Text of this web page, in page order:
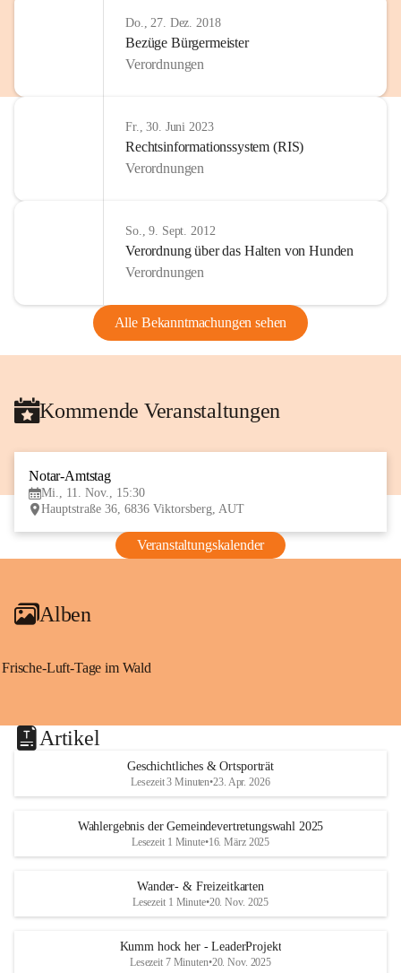
Do., 27. Dez. 2018
Bezüge Bürgermeister
Verordnungen
Fr., 30. Juni 2023
Rechtsinformationssystem (RIS)
Verordnungen
So., 9. Sept. 2012
Verordnung über das Halten von Hunden
Verordnungen
Alle Bekanntmachungen sehen
Kommende Veranstaltungen
Notar-Amtstag
Mi., 11. Nov., 15:30
Hauptstraße 36, 6836 Viktorsberg, AUT
Veranstaltungskalender
Alben
Frische-Luft-Tage im Wald
Artikel
Geschichtliches & Ortsporträt
Lesezeit 3 Minuten•23. Apr. 2026
Wahlergebnis der Gemeindevertretungswahl 2025
Lesezeit 1 Minute•16. März 2025
Wander- & Freizeitkarten
Lesezeit 1 Minute•20. Nov. 2025
Kumm hock her - LeaderProjekt
Lesezeit 7 Minuten•20. Nov. 2025